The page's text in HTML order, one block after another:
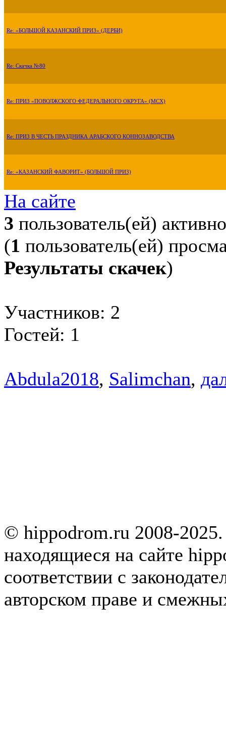
Re: «БОЛЬШОЙ КАЗАНСКИЙ ПРИЗ» (ДЕРБИ)
Re: Скачка №80
Re: ПРИЗ «ПОВОЛЖСКОГО ФЕДЕРАЛЬНОГО ОКРУГА» (МСХ)
Re: ПРИЗ В ЧЕСТЬ ПРАЗДНИКА АРАБСКОГО КОННОЗАВОДСТВА
Re: «КАЗАНСКИЙ ФАВОРИТ» (БОЛЬШОЙ ПРИЗ)
На сайте
3 пользователь(ей) активно
(1 пользователь(ей)
Результаты скачек)
Участников: 2
Гостей: 1
Abdula2018, Salimchan,
© hippodrom.ru 2008-
находящиеся на сайте
соответствии с
авторском праве и